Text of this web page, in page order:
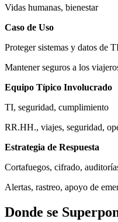
Vidas humanas, bienestar
Caso de Uso
Proteger sistemas y datos de
Mantener seguros a los
Equipo Típico Involucrado
TI, seguridad, cumplimiento
RR.HH., viajes, seguridad,
Estrategia de Respuesta
Cortafuegos, cifrado,
Alertas, rastreo, apoyo de
Donde se